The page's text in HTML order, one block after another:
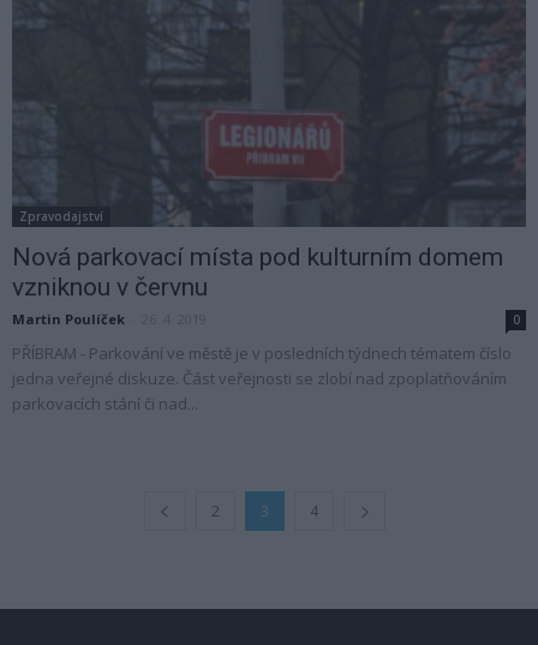
Zpravodajství
Nová parkovací místa pod kulturním domem
vzniknou v červnu
Martin Poulíček 0
PŘÍBRAM - Parkování ve městě je v posledních týdnech tématem číslo
jedna veřejné diskuze. Část veřejnosti se zlobí nad zpoplatňováním
parkovacích stání či nad...
2 3 4